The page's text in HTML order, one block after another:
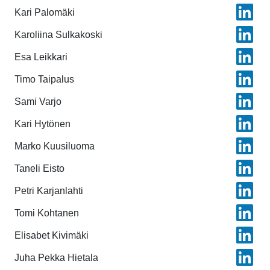
Kari Palomäki
Karoliina Sulkakoski
Esa Leikkari
Timo Taipalus
Sami Varjo
Kari Hytönen
Marko Kuusiluoma
Taneli Eisto
Petri Karjanlahti
Tomi Kohtanen
Elisabet Kivimäki
Juha Pekka Hietala